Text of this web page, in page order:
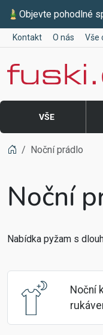
🎍 Objevte pohodlné
Kontakt O nás Vše
Fuski BOMA
VŠE
Noční prádlo
Noční
Nabídka pyžam s
Noční